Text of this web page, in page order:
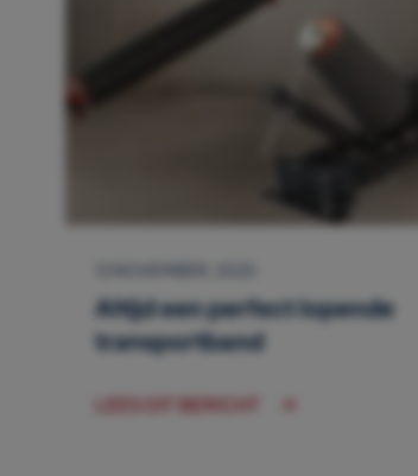
Altijd een perfect lopende
transportband
LEES DIT BERICHT